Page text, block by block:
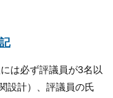
は必ず評議員が3名以
設計）、評議員の氏